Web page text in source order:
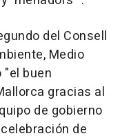
del Consell
Medio
"el buen
gracias al
de gobierno
de